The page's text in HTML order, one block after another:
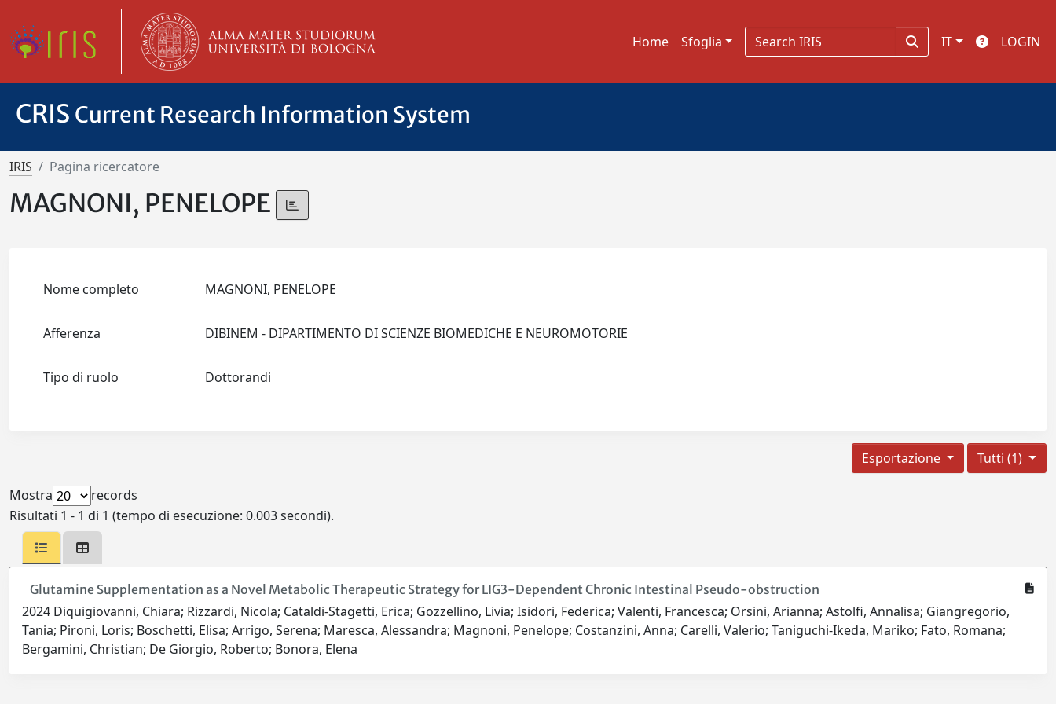
Home Sfoglia IT LOGIN
CRIS Current Research Information System
IRIS Pagina ricercatore
MAGNONI, PENELOPE
Nome completo MAGNONI, PENELOPE
Afferenza DIBINEM - DIPARTIMENTO DI SCIENZE BIOMEDICHE E NEUROMOTORIE
Tipo di ruolo Dottorandi
Tutti (1)
Esportazione
Mostra
records
Risultati 1 - 1 di 1 (tempo di esecuzione: 0.003 secondi).
Glutamine Supplementation as a Novel Metabolic Therapeutic Strategy for LIG3-Dependent Chronic Intestinal Pseudo-obstruction
2024 Diquigiovanni, Chiara; Rizzardi, Nicola; Cataldi-Stagetti, Erica; Gozzellino, Livia; Isidori, Federica; Valenti, Francesca; Orsini, Arianna; Astolfi, Annalisa; Giangregorio,
Tania; Pironi, Loris; Boschetti, Elisa; Arrigo, Serena; Maresca, Alessandra; Magnoni, Penelope; Costanzini, Anna; Carelli, Valerio; Taniguchi-Ikeda, Mariko; Fato, Romana;
Bergamini, Christian; De Giorgio, Roberto; Bonora, Elena